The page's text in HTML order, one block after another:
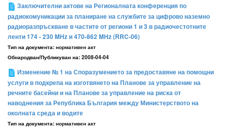
Заключителни актове на Регионалната конференция по
радиокомуникации за планиране на службите за цифрово наземно
радиоразпръскване в частите от региони 1 и 3 в радиочестотните
ленти 174 - 230 MHz и 470-862 MHz (RRC-06)
Тип на документа: нормативен акт
Обнародван/Публикуван на: 2008-04-04
Изменение № 1 на Споразумението за предоставяне на помощни
услуги в подкрепа на изготвянето на Планове за управление на
речните басейни и на Планове за управление на риска от
наводнения за Република България между Министерството на
околната среда и водите
Тип на документа: нормативен акт